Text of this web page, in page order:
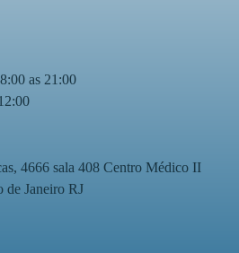
as 21:00
4666 sala 408 Centro Médico II
de Janeiro RJ